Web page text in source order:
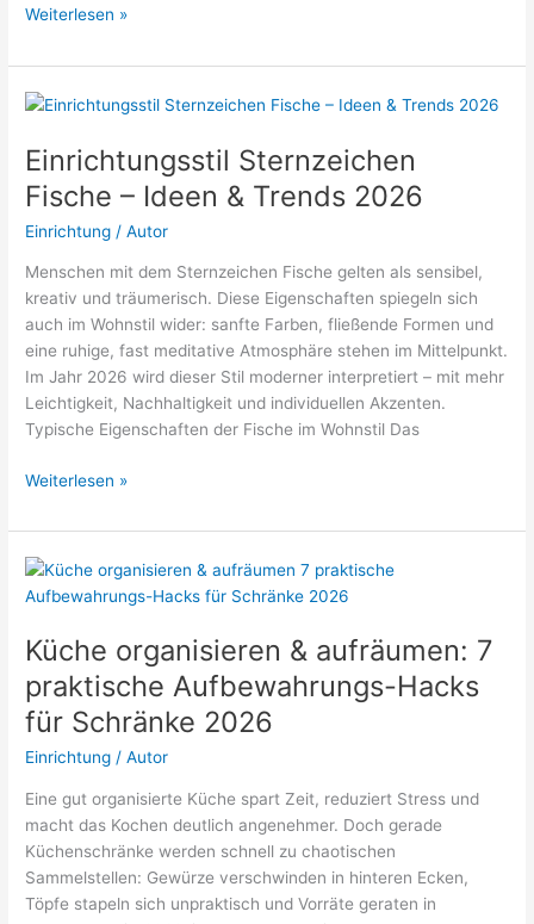
Luxus-
Geheimtipps
der
Weiterlesen »
Einrichtungsstil Sternzeichen
Fische – Ideen & Trends 2026
Einrichtung /Autor
Menschen mit dem Sternzeichen Fische gelten als sensibel,
kreativ und träumerisch. Diese Eigenschaften spiegeln sich
auch im Wohnstil wider: sanfte Farben, fließende Formen und
eine ruhige, fast meditative Atmosphäre stehen im Mittelpunkt.
Im Jahr 2026 wird dieser Stil moderner interpretiert – mit mehr
Leichtigkeit, Nachhaltigkeit und individuellen Akzenten.
Typische Eigenschaften der Fische im Wohnstil Das
Einrichtungsstil
Fische
–
Trends
2026
Weiterlesen »
Küche organisieren & aufräumen: 7
praktische Aufbewahrungs-Hacks
für Schränke 2026
Einrichtung /Autor
Eine gut organisierte Küche spart Zeit, reduziert Stress und
macht das Kochen deutlich angenehmer. Doch gerade
Küchenschränke werden schnell zu chaotischen
Sammelstellen: Gewürze verschwinden in hinteren Ecken,
Töpfe stapeln sich unpraktisch und Vorräte geraten in